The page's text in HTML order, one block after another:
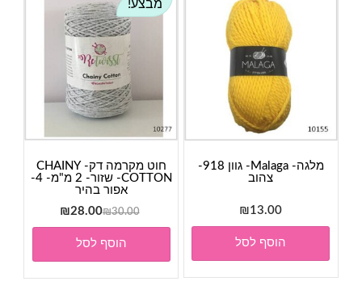
מבצע!
חוט מקרמה דק- CHAINY
COTTON- שזור- 2 מ"מ- 4-
אפור בהיר
₪30.00
המחיר
המקורי
היה:
₪30.00.
₪28.00
הנוכחי
₪28.00.
הוסף לסל
מלגה- Malaga- גוון 918-
צהוב
₪13.00
הוסף לסל